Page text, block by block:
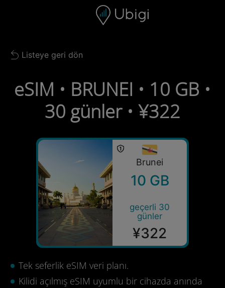
Gezinme çubuğu Alt bilgi
Back to list
Listeye geri dön
eSIM • BRUNEI • 10 GB •
30 günler • ¥322
Brunei
10 GB
geçerli 30
günler
¥322
Tek seferlik eSIM veri planı.
Kilidi açılmış eSIM uyumlu bir cihazda anında